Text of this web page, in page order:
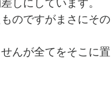
しにしています。
のですがまさにその
んが全てをそこに置